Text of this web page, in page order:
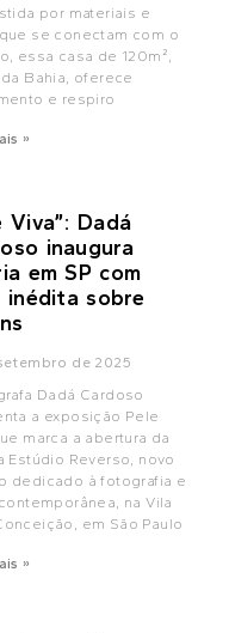
por materiais e
se conectam com o
essa casa de 120m²,
Bahia, oferece
e respiro
»
Viva”: Dadá
inaugura
em SP com
inédita sobre
de 2025
Dadá Cardoso
a exposição Pele
marca a abertura da
Estúdio Reverso, novo
dedicado à fotografia e
na Vila
em São Paulo
»